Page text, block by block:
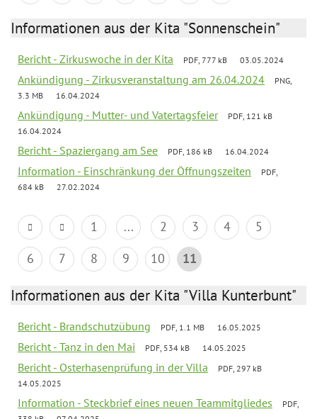
Informationen aus der Kita "Sonnenschein"
Bericht - Zirkuswoche in der Kita PDF, 777 kB 03.05.2024
Ankündigung - Zirkusveranstaltung am 26.04.2024
PNG,
3.3 MB
16.04.2024
Ankündigung - Mutter- und Vatertagsfeier
PDF, 121 kB
16.04.2024
Bericht - Spaziergang am See PDF, 186 kB 16.04.2024
Information - Einschränkung der Öffnungszeiten
PDF,
684 kB
27.02.2024
1 ... 2 3 4
5
6
7 8 9 10 11
Informationen aus der Kita "Villa Kunterbunt"
Bericht - Brandschutzübung PDF, 1.1 MB 16.05.2025
Bericht - Tanz in den Mai PDF, 534 kB 14.05.2025
Bericht - Osterhasenprüfung in der Villa
PDF, 297 kB
14.05.2025
Information - Steckbrief eines neuen Teammitgliedes
PDF,